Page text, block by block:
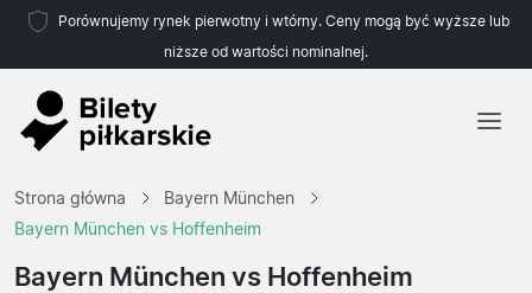
Porównujemy rynek pierwotny i wtórny. Ceny mogą być wyższe lub
niższe od wartości nominalnej.
Drużyny
Ligi
Strona główna
Bayern München
Bayern München vs Hoffenheim
Bayern München vs Hoffenheim